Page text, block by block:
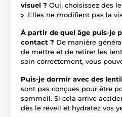
visuel ? Oui, choisissez des
». Elles ne modifient pas la
À partir de quel âge puis-je
contact ? De manière
de mettre et de retirer les
soin correctement, vous
Puis-je dormir avec des
sont pas conçues pour être
sommeil. Si cela arrive
dès le réveil et hydratez vos